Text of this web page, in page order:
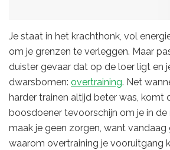
Je staat in het krachthonk, vol
om je grenzen te verleggen. Maar
duister gevaar dat op de loer ligt en
dwarsbomen: overtraining. Net
harder trainen altijd beter was, komt
boosdoener tevoorschijn om je in de
maak je geen zorgen, want vandaag
waarom overtraining je vooruitgang